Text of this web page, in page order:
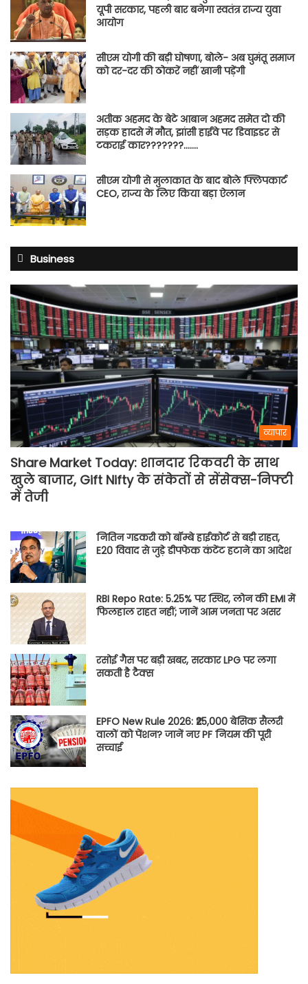
यूपी सरकार, पहली बार बनेगा स्वतंत्र राज्य युवा
आयोग
सीएम योगी की बड़ी घोषणा, बोले- अब घुमंतू समाज
को दर-दर की ठोकरें नहीं खानी पड़ेंगी
अतीक अहमद के बेटे आबान अहमद समेत दो की
सड़क हादसे में मौत, झांसी हाईवे पर डिवाइडर से
टकराई कार???????…….
सीएम योगी से मुलाकात के बाद बोले फ्लिपकार्ट
CEO, राज्य के लिए किया बड़ा ऐलान
Business
व्यापार
Share Market Today: शानदार रिकवरी के साथ
खुले बाजार, Gift Nifty के संकेतों से सेंसेक्स-निफ्टी
में तेजी
नितिन गडकरी को बॉम्बे हाईकोर्ट से बड़ी राहत,
E20 विवाद से जुड़े डीपफेक कंटेंट हटाने का आदेश
RBI Repo Rate: 5.25% पर स्थिर, लोन की EMI में
फिलहाल राहत नहीं; जानें आम जनता पर असर
रसोई गैस पर बड़ी खबर, सरकार LPG पर लगा
सकती है टैक्स
EPFO New Rule 2026: ₹25,000 बेसिक सैलरी
वालों को पेंशन? जानें नए PF नियम की पूरी
सच्चाई